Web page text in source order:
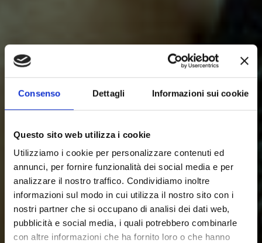
Consenso Dettagli Informazioni sui cookie
Questo sito web utilizza i cookie
Utilizziamo i cookie per personalizzare contenuti ed
annunci, per fornire funzionalità dei social media e per
analizzare il nostro traffico. Condividiamo inoltre
informazioni sul modo in cui utilizza il nostro sito con i
nostri partner che si occupano di analisi dei dati web,
pubblicità e social media, i quali potrebbero combinarle
con altre informazioni che ha fornito loro o che hanno